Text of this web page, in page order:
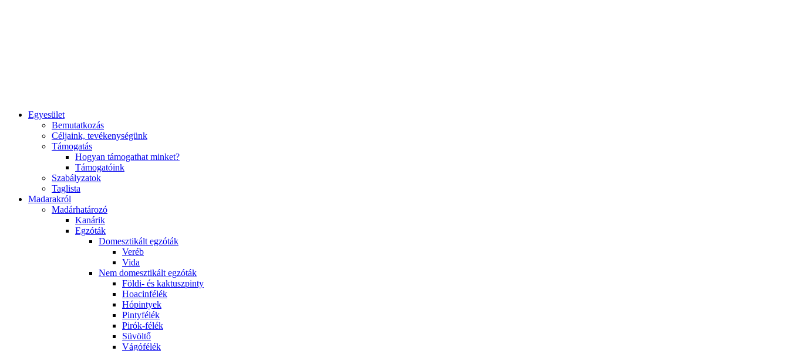
Egyesület
Bemutatkozás
Céljaink, tevékenységünk
Támogatás
Hogyan támogathat minket?
Támogatóink
Szabályzatok
Taglista
Madarakról
Madárhatározó
Kanárik
Egzóták
Domesztikált egzóták
Veréb
Vida
Nem domesztikált egzóták
Földi- és kaktuszpinty
Hoacinfélék
Hópintyek
Pintyfélék
Pirók-félék
Süvöltő
Vágófélék